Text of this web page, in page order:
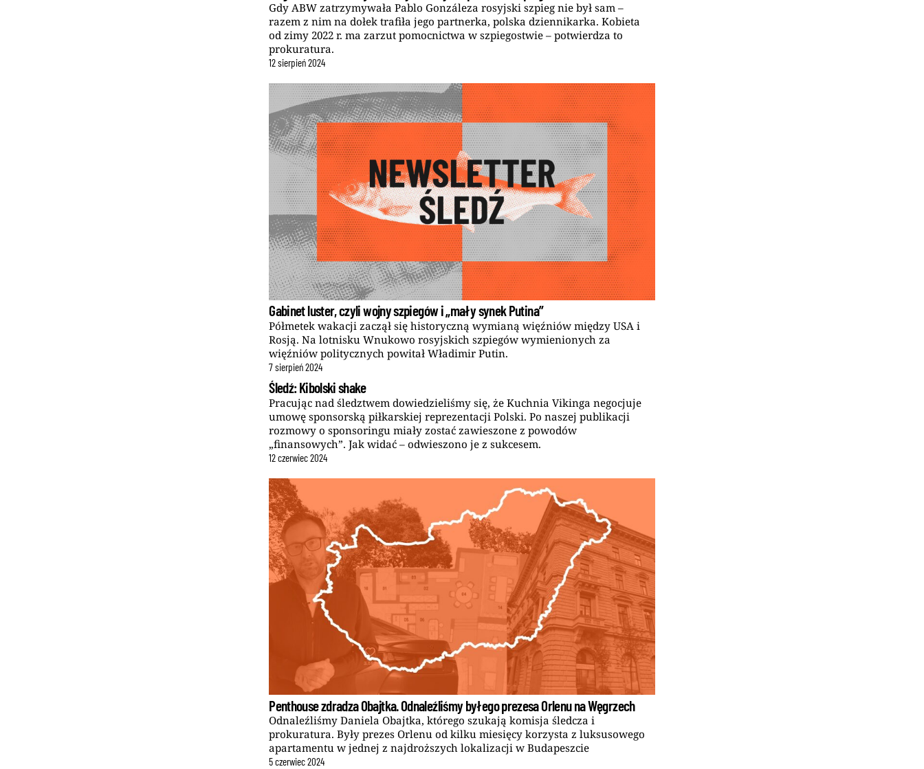
Gdy ABW zatrzymywała Pablo Gonzáleza rosyjski szpieg nie był sam –
razem z nim na dołek trafiła jego partnerka, polska dziennikarka. Kobieta
od zimy 2022 r. ma zarzut pomocnictwa w szpiegostwie – potwierdza to
prokuratura.
12sierpień2024
Gabinet luster, czyli wojny szpiegów i „mały synek Putina”
Półmetek wakacji zaczął się historyczną wymianą więźniów między USA i
Rosją. Na lotnisku Wnukowo rosyjskich szpiegów wymienionych za
więźniów politycznych powitał Władimir Putin.
7sierpień2024
Śledź: Kibolski shake
Pracując nad śledztwem dowiedzieliśmy się, że Kuchnia Vikinga negocjuje
umowę sponsorską piłkarskiej reprezentacji Polski. Po naszej publikacji
rozmowy o sponsoringu miały zostać zawieszone z powodów
„finansowych”. Jak widać – odwieszono je z sukcesem.
12czerwiec2024
Penthouse zdradza Obajtka. Odnaleźliśmy byłego prezesa Orlenu na Węgrzech
Odnaleźliśmy Daniela Obajtka, którego szukają komisja śledcza i
prokuratura. Były prezes Orlenu od kilku miesięcy korzysta z luksusowego
apartamentu w jednej z najdroższych lokalizacji w Budapeszcie
5czerwiec2024